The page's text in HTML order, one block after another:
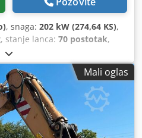
, snaga: 202 kW (274,64 KS),
, stanje lanca: 70 postotak,
sati:
Mali oglas